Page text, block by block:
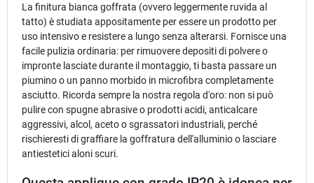
La finitura bianca goffrata (ovvero leggermente ruvida al
tatto) è studiata appositamente per essere un prodotto per
uso intensivo e resistere a lungo senza alterarsi. Fornisce una
facile pulizia ordinaria: per rimuovere depositi di polvere o
impronte lasciate durante il montaggio, ti basta passare un
piumino o un panno morbido in microfibra completamente
asciutto. Ricorda sempre la nostra regola d'oro: non si può
pulire con spugne abrasive o prodotti acidi, anticalcare
aggressivi, alcol, aceto o sgrassatori industriali, perché
rischieresti di graffiare la goffratura dell'alluminio o lasciare
antiestetici aloni scuri.